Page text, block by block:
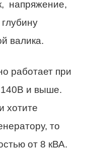
напряжение,
валика.
работает при
и выше.
хотите
то
от 8 кВА.